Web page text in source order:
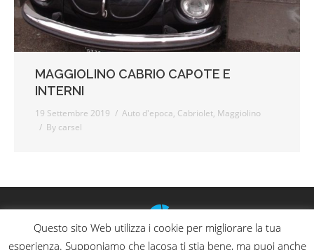
MAGGIOLINO CABRIO CAPOTE E
INTERNI
19 Settembre 2019 Auto d'epoca, Cabriolet, Maggiolino
By carsel
Questo sito Web utilizza i cookie per migliorare la tua
esperienza. Supponiamo che lacosa ti stia bene, ma puoi anche